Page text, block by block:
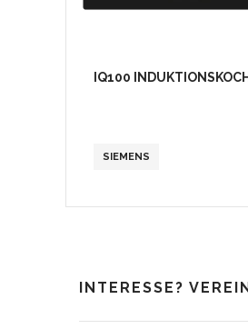
IQ100
SIEMENS
INTERESSE?